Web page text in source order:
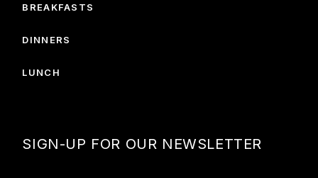
BREAKFASTS
DINNERS
LUNCH
SIGN-UP FOR OUR NEWSLETTER